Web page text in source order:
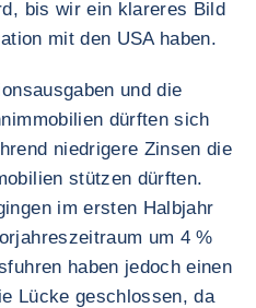
bis wir ein klareres Bild
mit den USA haben.
und die
dürften sich
niedrigere Zinsen die
stützen dürften.
im ersten Halbjahr
um 4 %
haben jedoch einen
Lücke geschlossen, da